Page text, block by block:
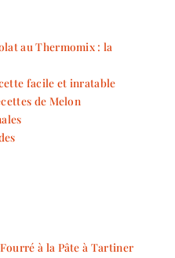
au Thermomix : la
facile et inratable
de Melon
à la Pâte à Tartiner